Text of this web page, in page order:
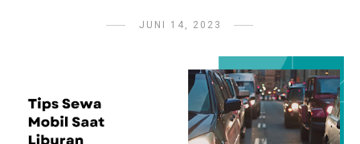
JUNI 14, 2023